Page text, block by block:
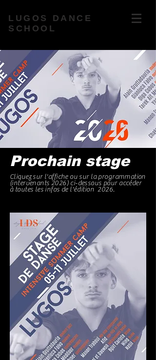
LUGOS DANCE
SCHOOL
Prochain stage
Cliquez sur l'affiche ou sur la programmation
(intervenants 2026) ci-dessous pour accéder
à toutes les infos de l'édition 2026.